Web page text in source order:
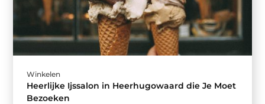
Winkelen
Heerlijke Ijssalon in Heerhugowaard die Je Moet
Bezoeken